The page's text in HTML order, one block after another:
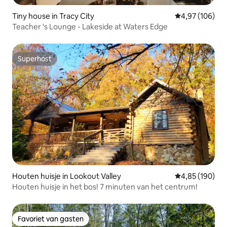
Tiny house in Tracy City Gemiddelde
4,97 (106)
Teacher 's Lounge - Lakeside at Waters Edge
Superhost
Superhost
Houten huisje in Lookout Valley Gemiddelde
4,85 (190)
Houten huisje in het bos! 7 minuten van het centrum!
Favoriet van gasten
Favoriet van gasten